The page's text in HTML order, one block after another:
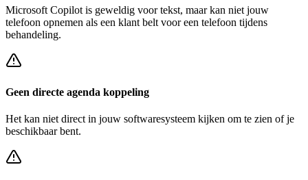
Microsoft Copilotis geweldig voor tekst, maar kan niet jouw
telefoon opnemen als een klant belt voor een telefoon tijdens
behandeling.
Geen directe agenda koppeling
Het kan niet direct in jouw softwaresysteem kijken om te zien of je
beschikbaar bent.